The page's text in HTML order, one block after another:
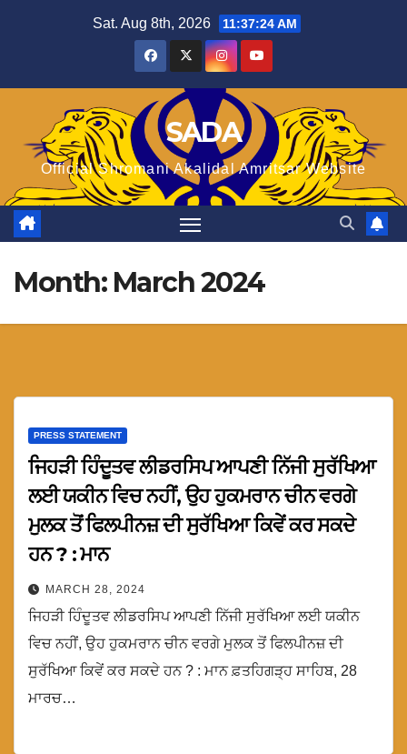
Sat. Aug 8th, 2026 11:37:25 AM
SADA
Official Shromani Akalidal Amritsar Website
Month: March 2024
PRESS STATEMENT
ਜਿਹੜੀ ਹਿੰਦੂਤਵ ਲੀਡਰਸਿਪ ਆਪਣੀ ਨਿੱਜੀ ਸੁਰੱਖਿਆ
ਲਈ ਯਕੀਨ ਵਿਚ ਨਹੀਂ, ਉਹ ਹੁਕਮਰਾਨ ਚੀਨ ਵਰਗੇ
ਮੁਲਕ ਤੋਂ ਫਿਲਪੀਨਜ਼ ਦੀ ਸੁਰੱਖਿਆ ਕਿਵੇਂ ਕਰ ਸਕਦੇ
ਹਨ ? : ਮਾਨ
MARCH 28, 2024
ਜਿਹੜੀ ਹਿੰਦੂਤਵ ਲੀਡਰਸਿਪ ਆਪਣੀ ਨਿੱਜੀ ਸੁਰੱਖਿਆ ਲਈ ਯਕੀਨ
ਵਿਚ ਨਹੀਂ, ਉਹ ਹੁਕਮਰਾਨ ਚੀਨ ਵਰਗੇ ਮੁਲਕ ਤੋਂ ਫਿਲਪੀਨਜ਼ ਦੀ
ਸੁਰੱਖਿਆ ਕਿਵੇਂ ਕਰ ਸਕਦੇ ਹਨ ? : ਮਾਨ ਫ਼ਤਹਿਗੜ੍ਹ ਸਾਹਿਬ, 28
ਮਾਰਚ…